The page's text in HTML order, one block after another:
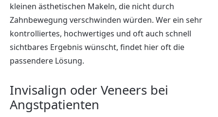
kleinen ästhetischen Makeln, die nicht durch
Zahnbewegung verschwinden würden. Wer ein sehr
kontrolliertes, hochwertiges und oft auch schnell
sichtbares Ergebnis wünscht, findet hier oft die
passendere Lösung.
Invisalign oder Veneers bei
Angstpatienten